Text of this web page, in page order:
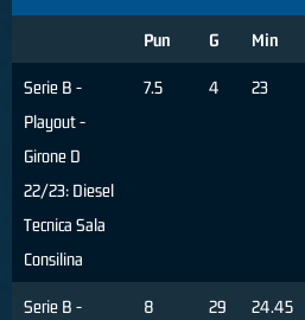
Pun G Min
Serie B -
Playout -
Girone D
22/23: Diesel
Tecnica Sala
Consilina
7.5 4 23
Serie B -
8 29 24.45